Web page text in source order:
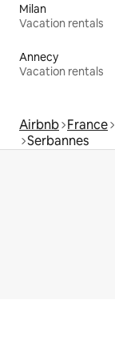
Milan
Vacation rentals
Annecy
Vacation rentals
Airbnb France
Serbannes